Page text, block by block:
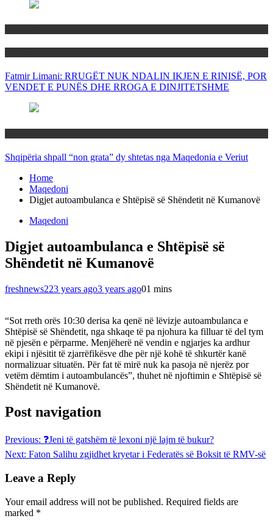
Fatmir Limani: RRUGËT NUK NDALIN IKJEN E RINISË, POR
VENDET E PUNËS DHE RROGA E DINJITETSHME
Shqipëria shpall “non grata” dy shtetas nga Maqedonia e Veriut
Home
Maqedoni
Digjet autoambulanca e Shtëpisë së Shëndetit në Kumanovë
Maqedoni
Digjet autoambulanca e Shtëpisë së
Shëndetit në Kumanovë
freshnews223 years ago3 years ago01 mins
“Sot rreth orës 10:30 derisa ka qenë në lëvizje autoambulanca e
Shtëpisë së Shëndetit, nga shkaqe të pa njohura ka filluar të del tym
në pjesën e përparme. Menjëherë në vendin e ngjarjes ka ardhur
ekipi i njësitit të zjarrëfikësve dhe për një kohë të shkurtër kanë
normalizuar situatën. Për fat të mirë nuk ka pasoja në njerëz por
vetëm dëmtim i autoambulancës”, thuhet në njoftimin e Shtëpisë së
Shëndetit në Kumanovë.
Post navigation
Previous: ❓️Jeni të gatshëm të lexoni një lajm të bukur?
Next: Faton Salihu zgjidhet kryetar i Federatës së Boksit të RMV-së
Leave a Reply
Your email address will not be published. Required fields are
marked *